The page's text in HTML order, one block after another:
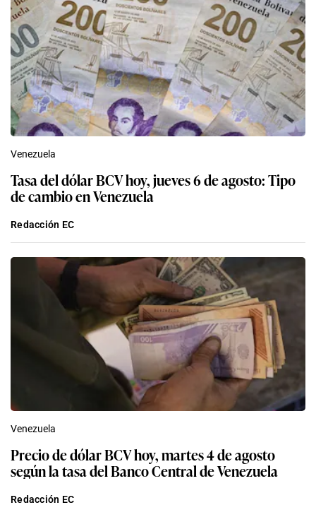
Venezuela
Tasa del dólar BCV hoy, jueves 6 de agosto: Tipo
de cambio en Venezuela
Redacción EC
Venezuela
Precio de dólar BCV hoy, martes 4 de agosto
según la tasa del Banco Central de Venezuela
Redacción EC